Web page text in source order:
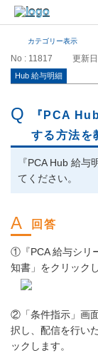
カテゴリー表示
No : 11817 更新
Hub 給与明細
『PCA
する方法を
『PCA Hub 給
てください。
①『PCA 給与シリ
知書」をクリック
②「条件指示」画
択し、配信を行い
ックします。